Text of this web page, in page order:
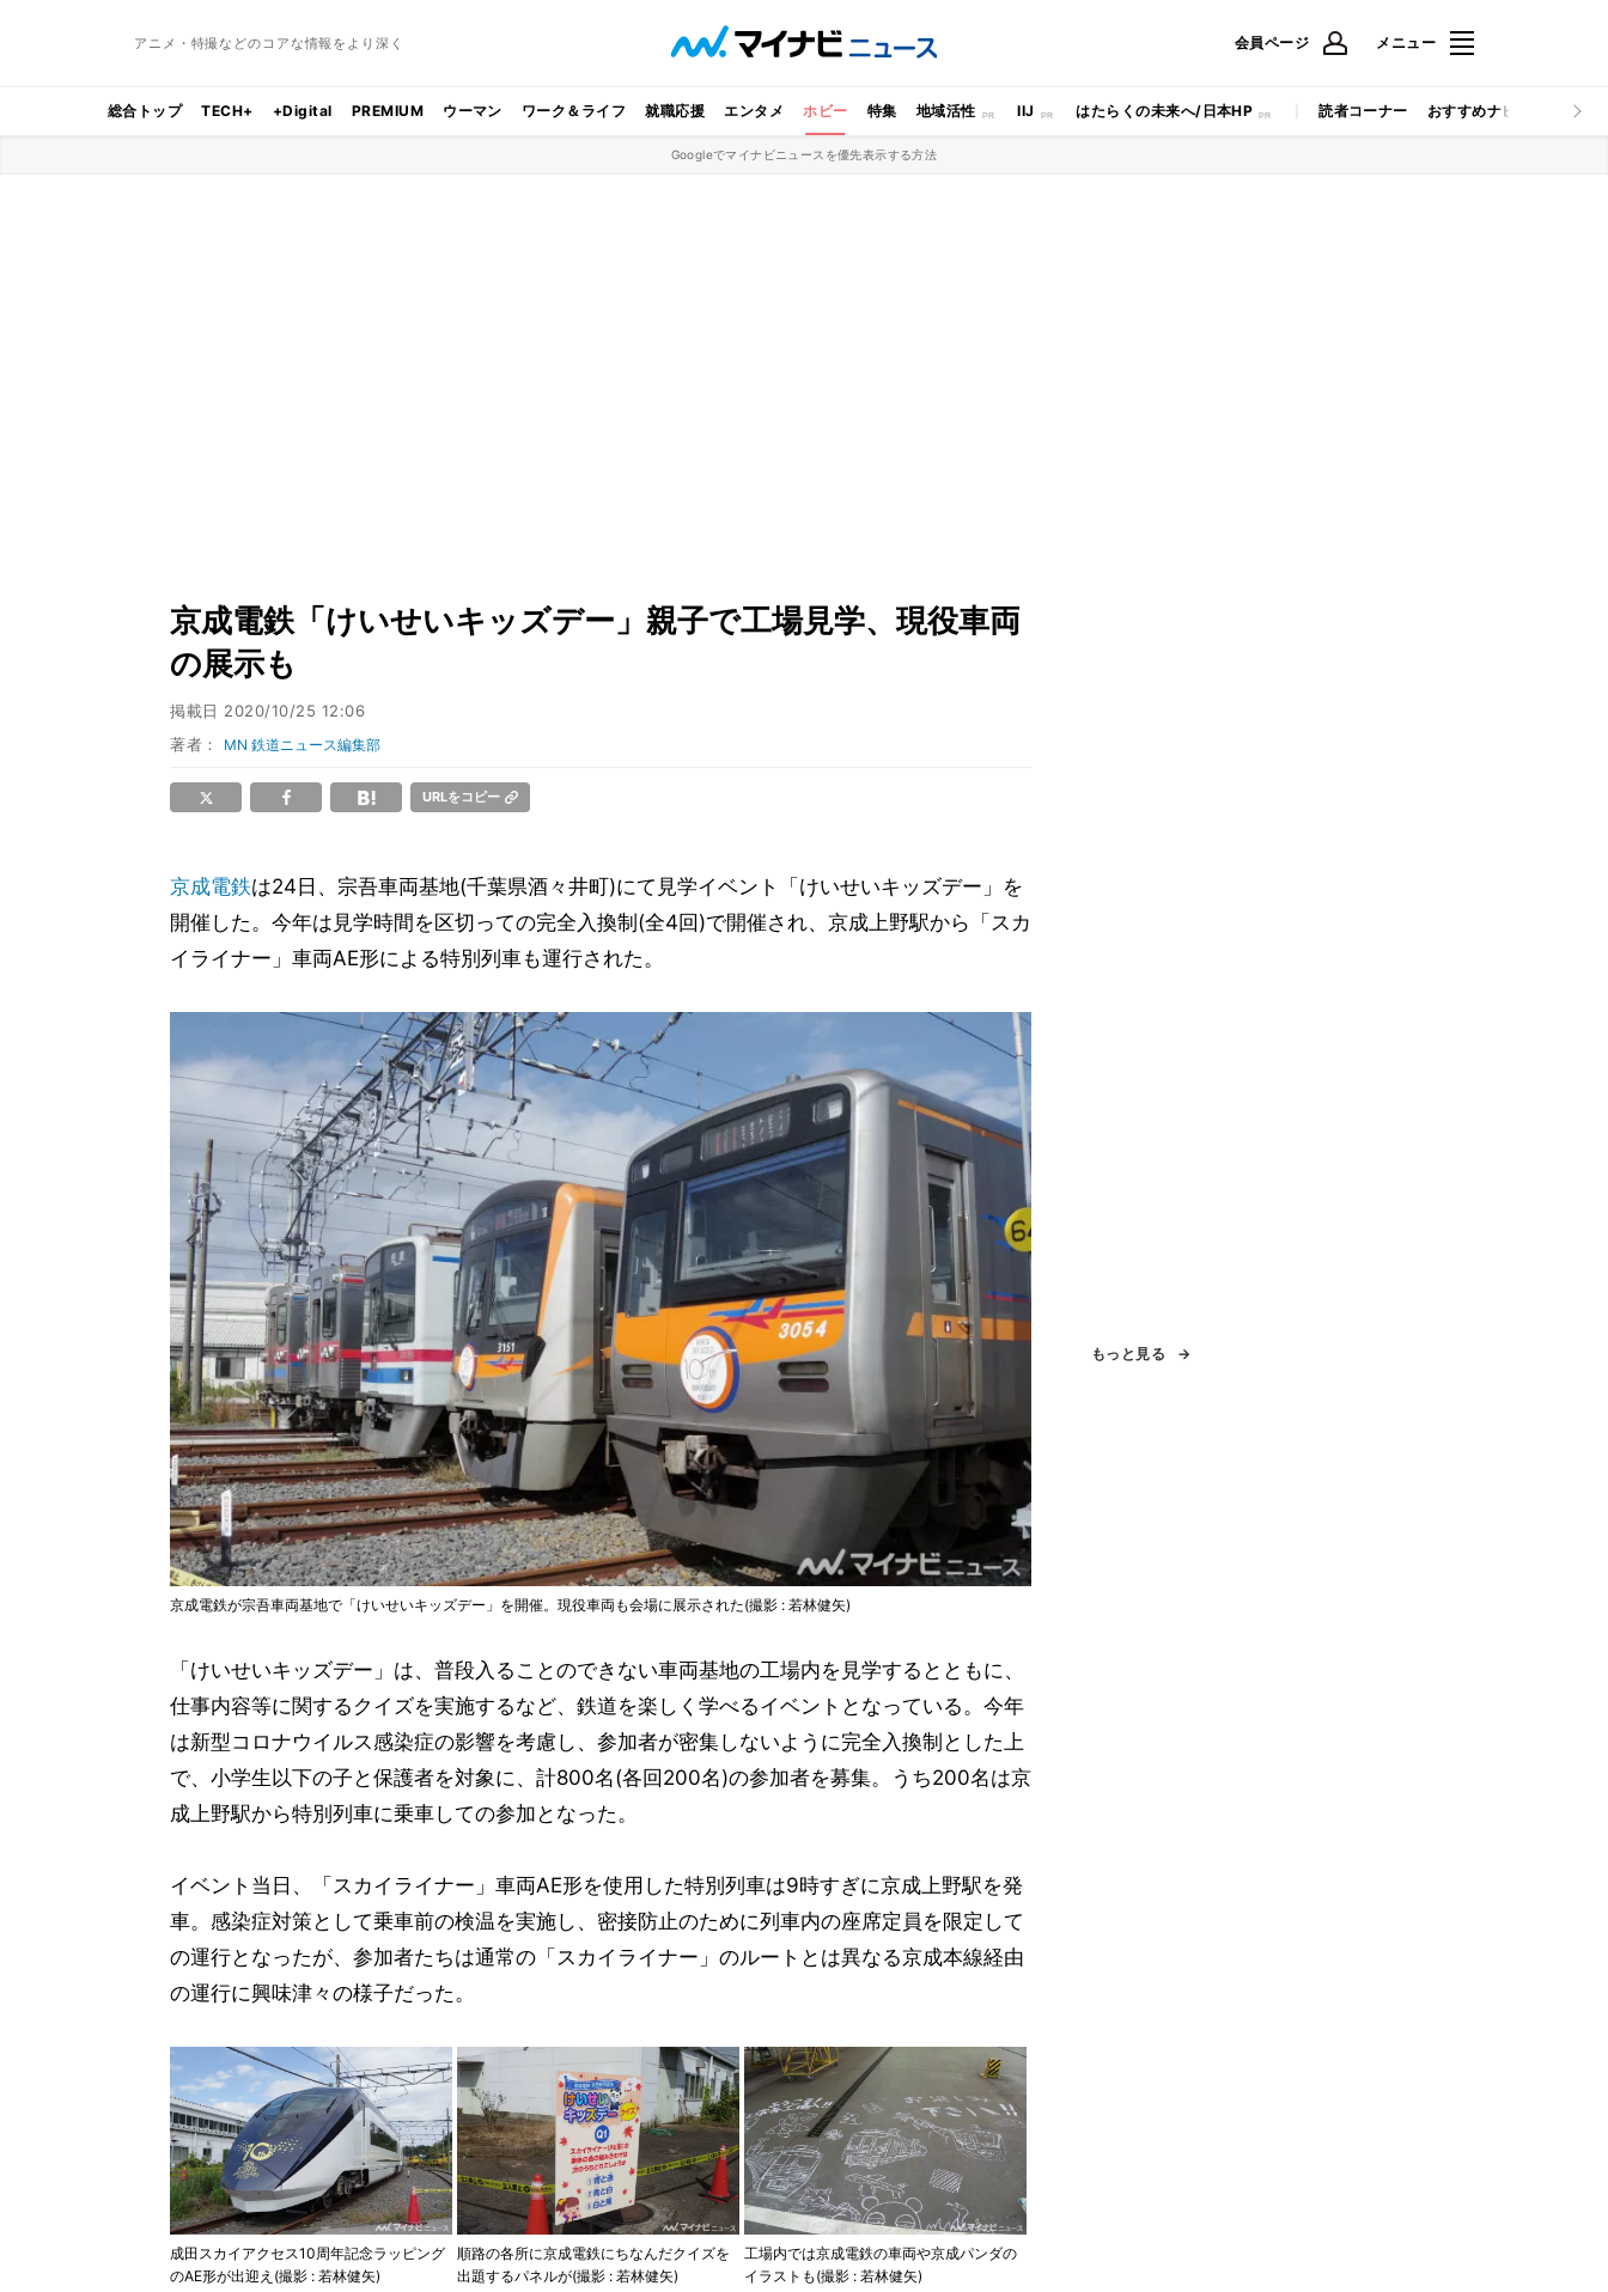
アニメ・特撮などのコアな情報をより深く 会員ページ メニュー
総合トップ TECH+ +Digital PREMIUM ウーマン ワーク＆ライフ 就職応援 エンタメ ホビー 特集 地域活性 IIJ はたらくの未来へ/日本HP 読者コーナー おすすめナビ マイナビ
Googleでマイナビニュースを優先表示する方法
京成電鉄「けいせいキッズデー」親子で工場見学、現役車両
の展示も
掲載日 2020/10/25 12:06
著者： MN 鉄道ニュース編集部
URLをコピー
京成電鉄は24日、宗吾車両基地(千葉県酒々井町)にて見学イベント「けいせいキッズデー」を
開催した。今年は見学時間を区切っての完全入換制(全4回)で開催され、京成上野駅から「スカ
イライナー」車両AE形による特別列車も運行された。
京成電鉄が宗吾車両基地で「けいせいキッズデー」を開催。現役車両も会場に展示された(撮影 : 若林健矢)
「けいせいキッズデー」は、普段入ることのできない車両基地の工場内を見学するとともに、
仕事内容等に関するクイズを実施するなど、鉄道を楽しく学べるイベントとなっている。今年
は新型コロナウイルス感染症の影響を考慮し、参加者が密集しないように完全入換制とした上
で、小学生以下の子と保護者を対象に、計800名(各回200名)の参加者を募集。うち200名は京
成上野駅から特別列車に乗車しての参加となった。
イベント当日、「スカイライナー」車両AE形を使用した特別列車は9時すぎに京成上野駅を発
車。感染症対策として乗車前の検温を実施し、密接防止のために列車内の座席定員を限定して
の運行となったが、参加者たちは通常の「スカイライナー」のルートとは異なる京成本線経由
の運行に興味津々の様子だった。
成田スカイアクセス10周年記念ラッピング
のAE形が出迎え(撮影 : 若林健矢)
順路の各所に京成電鉄にちなんだクイズを
出題するパネルが(撮影 : 若林健矢)
工場内では京成電鉄の車両や京成パンダの
イラストも(撮影 : 若林健矢)
もっと見る